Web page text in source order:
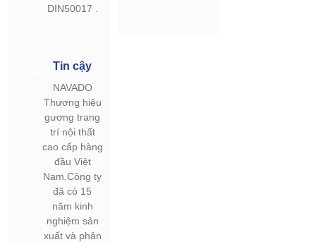
DIN50017 .
Tin cậy
NAVADO
Thương hiệu
gương trang
trí nội thất
cao cấp hàng
đầu Việt
Nam.Công ty
đã có 15
năm kinh
nghiệm sản
xuất và phân